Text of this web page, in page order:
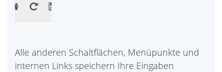
Alle anderen Schaltflächen, Menüpunkte und
internen Links speichern Ihre Eingaben